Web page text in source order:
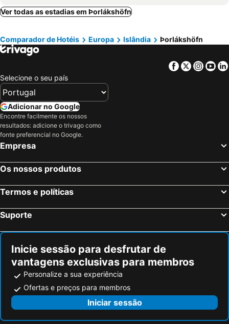
Brekkuþorp, Hotéis
Akranes, Vesturland Hotéis
Vik, Hotéis
Höfn, Hotéis
Selfoss, Sudhurland Hotéis
Borgarnes, Vesturland Hotéis
Kirkjubæjarklaustur, Hotéis
Ver todas as estadias em Þorlákshöfn
Comparador de Hotéis Europa Islândia Þorlákshöfn
Facebook
Twitter
Selecione o seu país
Adicionar no Google
Encontre facilmente os nossos
resultados: adicione o trivago como
fonte preferencial no Google.
Empresa
Os nossos produtos
Termos e políticas
Suporte
Inicie sessão para desfrutar de
vantagens exclusivas para membros
Personalize a sua experiência
Ofertas e preços para membros
Iniciar sessão